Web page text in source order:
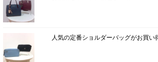
人気の定番ショルダーバッグがお買